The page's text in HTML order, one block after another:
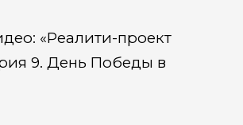
«Реалити-проект
9. День Победы в